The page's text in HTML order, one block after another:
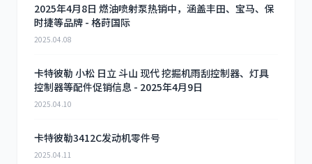
2025年4月8日 燃油喷射泵热销中，涵盖丰田、宝马、保
时捷等品牌 - 格莳国际
2025.04.08
卡特彼勒 小松 日立 斗山 现代 挖掘机雨刮控制器、灯具
控制器等配件促销信息 - 2025年4月9日
2025.04.10
卡特彼勒3412C发动机零件号
2025.04.11